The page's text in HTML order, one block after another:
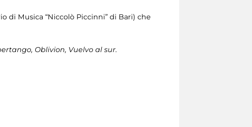
di Musica “Niccolò Piccinni” di Bari) che
Oblivion, Vuelvo al sur.